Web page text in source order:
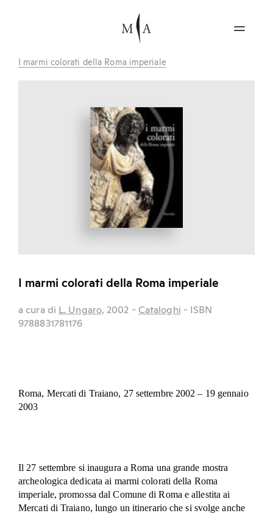
I marmi colorati della Roma imperiale
I marmi colorati della Roma imperiale
a cura di L. Ungaro, 2002 - Cataloghi - ISBN
9788831781176
Roma, Mercati di Traiano, 27 settembre 2002 – 19 gennaio
2003
Il 27 settembre si inaugura a Roma una grande mostra
archeologica dedicata ai marmi colorati della Roma
imperiale, promossa dal Comune di Roma e allestita ai
Mercati di Traiano, lungo un itinerario che si svolge anche